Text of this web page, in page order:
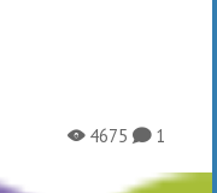
X4675K1